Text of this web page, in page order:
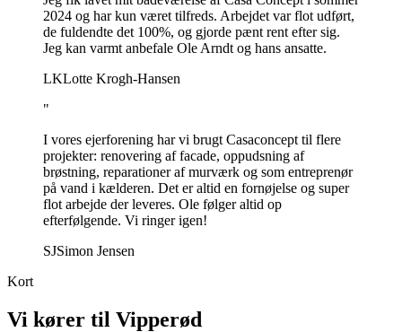
2024 og har kun været tilfreds. Arbejdet var flot udført,
de fuldendte det 100%, og gjorde pænt rent efter sig.
Jeg kan varmt anbefale Ole Arndt og hans ansatte.
LKLotte Krogh-Hansen
"
I vores ejerforening har vi brugt Casaconcept til flere
projekter: renovering af facade, oppudsning af
brøstning, reparationer af murværk og som entreprenør
på vand i kælderen. Det er altid en fornøjelse og super
flot arbejde der leveres. Ole følger altid op
efterfølgende. Vi ringer igen!
SJSimon Jensen
Kort
Vi kører til Vipperød